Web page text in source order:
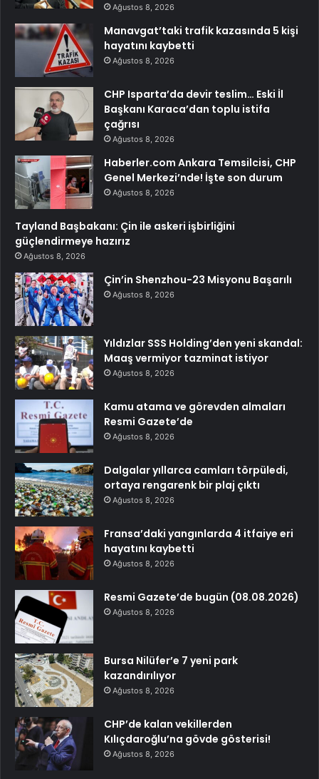
Ağustos 8, 2026
Manavgat’taki trafik kazasında 5 kişi
hayatını kaybetti
Ağustos 8, 2026
CHP Isparta’da devir teslim… Eski İl
Başkanı Karaca’dan toplu istifa
çağrısı
Ağustos 8, 2026
Haberler.com Ankara Temsilcisi, CHP
Genel Merkezi’nde! İşte son durum
Ağustos 8, 2026
Tayland Başbakanı: Çin ile askeri işbirliğini
güçlendirmeye hazırız
Ağustos 8, 2026
Çin’in Shenzhou-23 Misyonu Başarılı
Ağustos 8, 2026
Yıldızlar SSS Holding’den yeni skandal:
Maaş vermiyor tazminat istiyor
Ağustos 8, 2026
Kamu atama ve görevden almaları
Resmi Gazete’de
Ağustos 8, 2026
Dalgalar yıllarca camları törpüledi,
ortaya rengarenk bir plaj çıktı
Ağustos 8, 2026
Fransa’daki yangınlarda 4 itfaiye eri
hayatını kaybetti
Ağustos 8, 2026
Resmi Gazete’de bugün (08.08.2026)
Ağustos 8, 2026
Bursa Nilüfer’e 7 yeni park
kazandırılıyor
Ağustos 8, 2026
CHP’de kalan vekillerden
Kılıçdaroğlu’na gövde gösterisi!
Ağustos 8, 2026